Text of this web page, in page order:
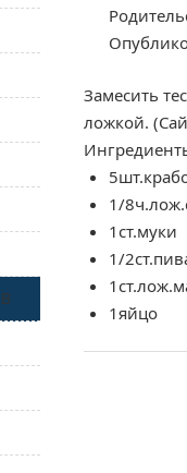
Замесить
ложкой.
1/
1ст.муки
1/
1яйцо